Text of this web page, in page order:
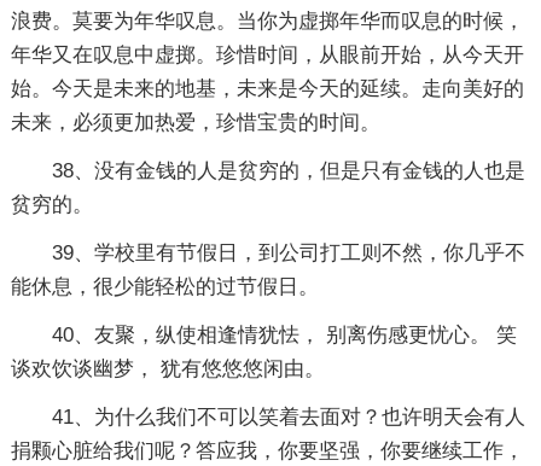
浪费。莫要为年华叹息。当你为虚掷年华而叹息的时候，
年华又在叹息中虚掷。珍惜时间，从眼前开始，从今天开
始。今天是未来的地基，未来是今天的延续。走向美好的
未来，必须更加热爱，珍惜宝贵的时间。
38、没有金钱的人是贫穷的，但是只有金钱的人也是
贫穷的。
39、学校里有节假日，到公司打工则不然，你几乎不
能休息，很少能轻松的过节假日。
40、友聚，纵使相逢情犹怯， 别离伤感更忧心。 笑
谈欢饮谈幽梦， 犹有悠悠悠闲由。
41、为什么我们不可以笑着去面对？也许明天会有人
捐颗心脏给我们呢？答应我，你要坚强，你要继续工作，